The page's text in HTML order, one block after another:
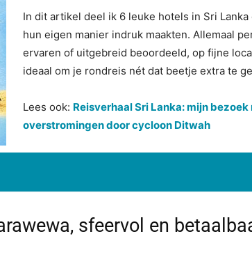
In dit artikel deel ik 6 leuke hotels in Sri Lanka
hun eigen manier indruk maakten. Allemaal
ervaren of uitgebreid beoordeeld, op fijne
ideaal om je rondreis nét dat beetje extra te
Lees ook: Reisverhaal Sri Lanka: mijn bezoek
overstromingen door cycloon Ditwah
sfeervol en